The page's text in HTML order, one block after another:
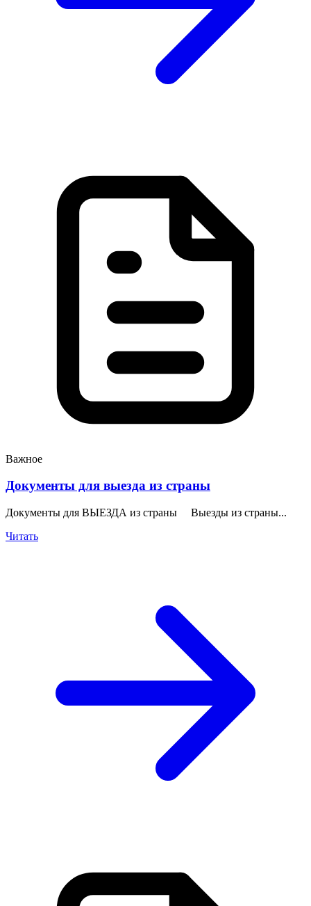
Важное
Документы для выезда из страны
Документы для ВЫЕЗДА из страны Выезды из страны...
Читать